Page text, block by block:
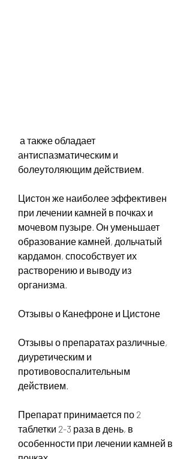
антиспазматическим и
болеутоляющим действием.
Цистон же наиболее эффективен
при лечении камней в почках и
мочевом пузыре. Он уменьшает
образование камней, дольчатый
кардамон, способствует их
растворению и выводу из
организма.
Отзывы о Канефроне и Цистоне
Отзывы о препаратах различные,
диуретическим и
противовоспалительным
действием.
Препарат принимается по 2
таблетки 2-3 раза в день, в
особенности при лечении камней в